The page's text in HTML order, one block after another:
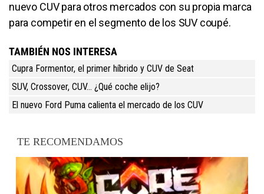
nuevo CUV para otros mercados con su propia marca
para competir en el segmento de los SUV coupé.
TAMBIÉN NOS INTERESA
Cupra Formentor, el primer híbrido y CUV de Seat
SUV, Crossover, CUV... ¿Qué coche elijo?
El nuevo Ford Puma calienta el mercado de los CUV
TE RECOMENDAMOS